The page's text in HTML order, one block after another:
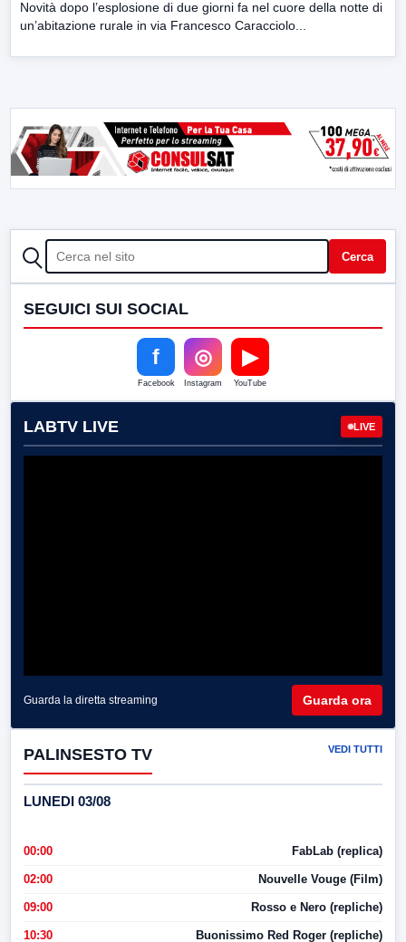
Novità dopo l’esplosione di due giorni fa nel cuore della notte di
un’abitazione rurale in via Francesco Caracciolo...
CERCA Cerca
SEGUICI SUI SOCIAL
f
Facebook
◎
Instagram
▶
YouTube
LABTV LIVE LIVE
Guarda la diretta streaming Guarda ora
PALINSESTO TV VEDI TUTTI
LUNEDI 03/08
00:00 FabLab (replica)
02:00 Nouvelle Vouge (Film)
09:00 Rosso e Nero (repliche)
10:30 Buonissimo Red Roger (repliche)